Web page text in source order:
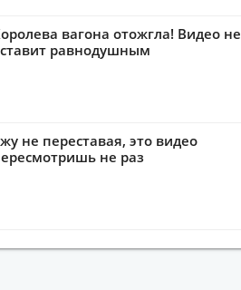
вагона отожгла! Видео не
равнодушным
не переставая, это видео
не раз